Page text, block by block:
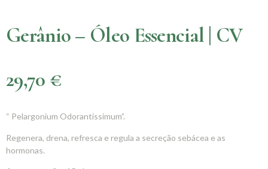
Gerânio – Óleo Essencial | CV
29,70 €
“ Pelargonium Odorantissimum”.
Regenera, drena, refresca e regula a secreção sebácea e as
hormonas.